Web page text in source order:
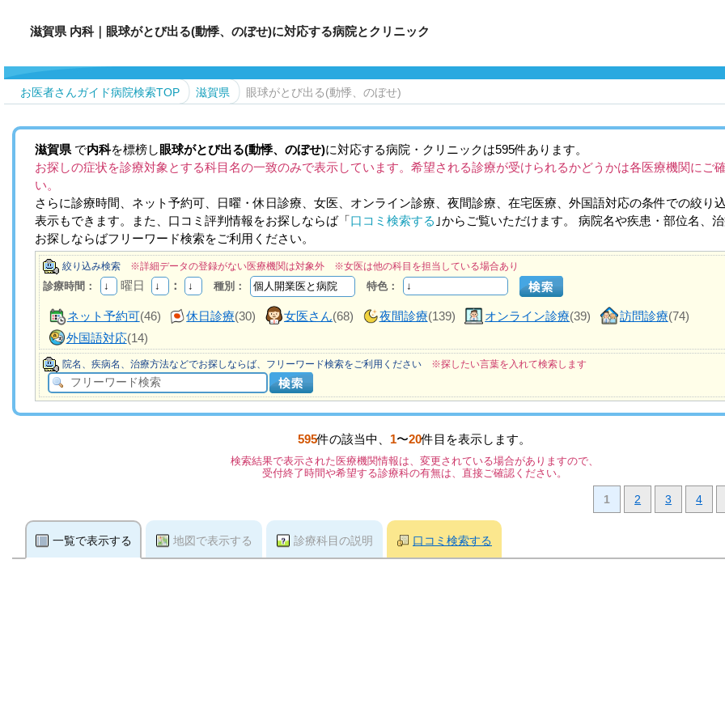
滋賀県 内科｜眼球がとび出る(動悸、のぼせ)に対応する病院とクリニック
お医者さんガイド病院検索TOP 滋賀県 眼球がとび出る(動悸、のぼせ)
滋賀県 で内科を標榜し 眼球がとび出る(動悸、のぼせ)に対応する病院・クリニックは595件あります。
お探しの症状を診療対象とする科目名の一致のみで表示しています。希望される診療が受けられるかどうかは各医療機関にご
い。
さらに診療時間、ネット予約可、日曜・休日診療、女医、オンライン診療、夜間診療、在宅医療、外国語対応の条件での絞り
表示もできます。また、口コミ評判情報をお探しならば「口コミ検索する ｣からご覧いただけます。 病院名や疾患・部位名、
お探しならばフリーワード検索をご利用ください。
絞り込み検索 ※詳細データの登録がない医療機関は対象外 ※女医は他の科目を担当している場合あり
診療時間： 曜日 ： 種別： 特色：
ネット予約可(46) 休日診療(30) 女医さん(68) 夜間診療(139) オンライン診療(39) 訪問診療(74)
外国語対応(14)
院名、疾病名、治療方法などでお探しならば、フリーワード検索をご利用ください ※探したい言葉を入れて検索します
595件の該当中、 1〜20件目を表示します。
検索結果で表示された医療機関情報は、変更されている場合がありますので、
受付終了時間や希望する診療科の有無は、直接ご確認ください。
1 2 3 4
一覧で表示する 地図で表示する 診療科目の説明 口コミ検索する